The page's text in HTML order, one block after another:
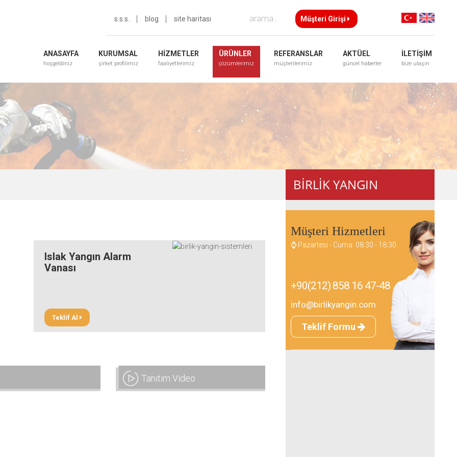
s.s.s. blog site haritası Müşteri Girişi
ANASAYFA
hoşgeldiniz
KURUMSAL
şirket profilimiz
HİZMETLER
faaliyetlerimiz
ÜRÜNLER
çözümlerimiz
REFERANSLAR
müşterilerimiz
AKTÜEL
güncel haberler
İLETİŞİM
bize ulaşın
Islak Yangın Alarm
Vanası
Teklif Al
Tanıtım Video
BİRLİK YANGIN
Müşteri Hizmetleri
⌚ Pazartesi - Cuma: 08:30 - 18:30
+90(212) 858 16 47-48
info@birlikyangin.com
Teklif Formu